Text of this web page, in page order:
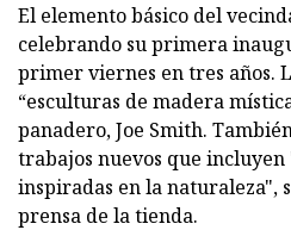
El elemento básico del
celebrando su primera
primer viernes en tres años.
“esculturas de madera
panadero, Joe Smith.
trabajos nuevos que incluyen
inspiradas en la naturaleza",
prensa de la tienda.